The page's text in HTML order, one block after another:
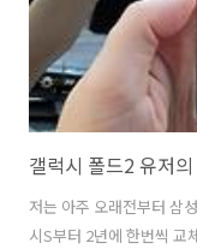
갤럭시 폴드2 유저
저는 아주 오래전부터 삼
시S부터 2년에 한번씩 교